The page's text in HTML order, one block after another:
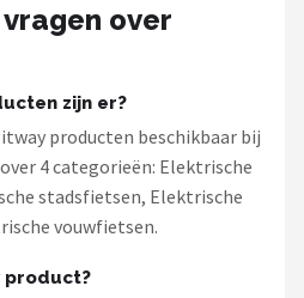
over
zijn er?
producten beschikbaar bij
4 categorieën: Elektrische
stadsfietsen, Elektrische
vouwfietsen.
product?